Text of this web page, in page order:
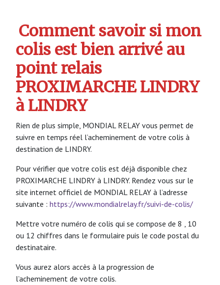
Comment savoir si mon
colis est bien arrivé au
point relais
PROXIMARCHE LINDRY
à LINDRY
Rien de plus simple, MONDIAL RELAY vous permet de
suivre en temps réel l’acheminement de votre colis à
destination de LINDRY.
Pour vérifier que votre colis est déjà disponible chez
PROXIMARCHE LINDRY à LINDRY. Rendez vous sur le
site internet officiel de MONDIAL RELAY à l’adresse
suivante : https://www.mondialrelay.fr/suivi-de-colis/
Mettre votre numéro de colis qui se compose de 8 , 10
ou 12 chiffres dans le formulaire puis le code postal du
destinataire.
Vous aurez alors accès à la progression de
l’acheminement de votre colis.